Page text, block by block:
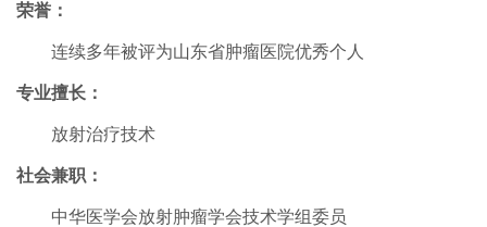
荣誉：
连续多年被评为山东省肿瘤医院优秀个人
专业擅长：
放射治疗技术
社会兼职：
中华医学会放射肿瘤学会技术学组委员